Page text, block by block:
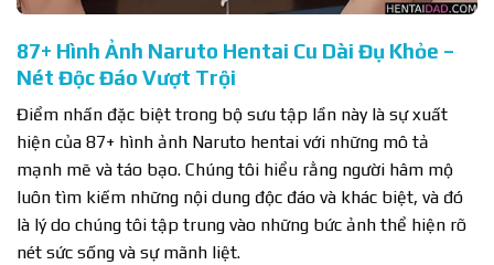
87+ Hình Ảnh Naruto Hentai Cu Dài Đụ Khỏe –
Nét Độc Đáo Vượt Trội
Điểm nhấn đặc biệt trong bộ sưu tập lần này là sự xuất
hiện của 87+ hình ảnh Naruto hentai với những mô tả
mạnh mẽ và táo bạo. Chúng tôi hiểu rằng người hâm mộ
luôn tìm kiếm những nội dung độc đáo và khác biệt, và đó
là lý do chúng tôi tập trung vào những bức ảnh thể hiện rõ
nét sức sống và sự mãnh liệt.